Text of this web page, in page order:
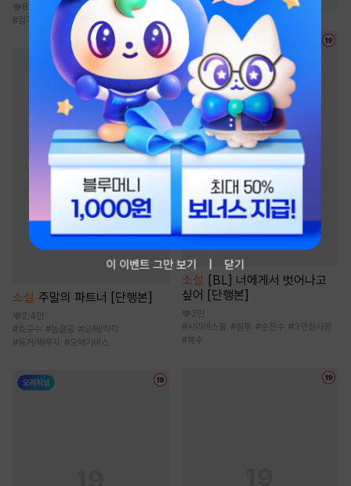
8.8만
#검객/무사 천마 마교 # 도사 # 복수물
소설 주말의 파트너 [단행본]
2.4만
#호구수 #능글공 #오해/착각
#동거/배우자 #오메가버스
소설 [BL] 너에게서 벗어나고
싶어 [단행본]
2만
#시리어스물 #질투 #순진수 #3인칭시점
#복수
이 이벤트 그만 보기 닫기